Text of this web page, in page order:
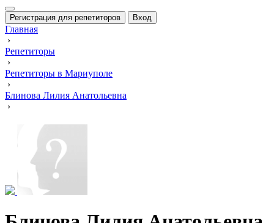
Регистрация для репетиторов Вход
Главная
›
Репетиторы
›
Репетиторы в Мариуполе
›
Блинова Лилия Анатольевна
›